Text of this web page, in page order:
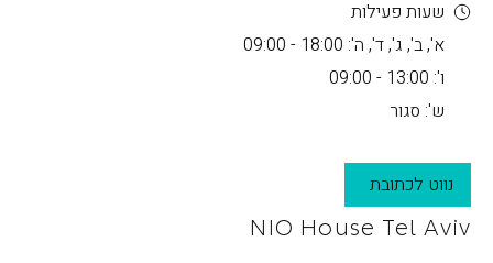
שעות פעילות
א', ב', ג', ד', ה': 18:00 - 09:00
ו': 13:00 - 09:00
ש': סגור
נווט לכתובת
NIO House Tel Aviv